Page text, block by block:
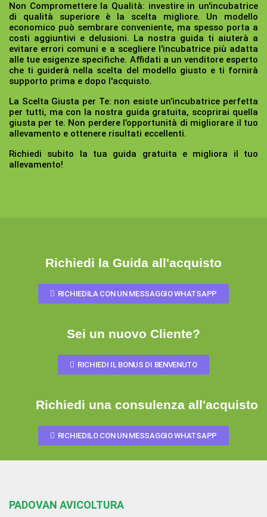
Non Compromettere la Qualità: investire in un'incubatrice
di qualità superiore è la scelta migliore. Un modello
economico può sembrare conveniente, ma spesso porta a
costi aggiuntivi e delusioni. La nostra guida ti aiuterà a
evitare errori comuni e a scegliere l'incubatrice più adatta
alle tue esigenze specifiche. Affidati a un venditore esperto
che ti guiderà nella scelta del modello giusto e ti fornirà
supporto prima e dopo l'acquisto.
La Scelta Giusta per Te: non esiste un’incubatrice perfetta
per tutti, ma con la nostra guida gratuita, scoprirai quella
giusta per te. Non perdere l’opportunità di migliorare il tuo
allevamento e ottenere risultati eccellenti.
Richiedi subito la tua guida gratuita e migliora il tuo
allevamento!
Richiedi la Guida all'acquisto
RICHIEDILA CON UN MESSAGGIO WHATSAPP
Sei un nuovo Cliente?
RICHIEDI IL BONUS DI BENVENUTO
Richiedi una consulenza all'acquisto
RICHIEDILO CON UN MESSAGGIO WHATSAPP
PADOVAN AVICOLTURA